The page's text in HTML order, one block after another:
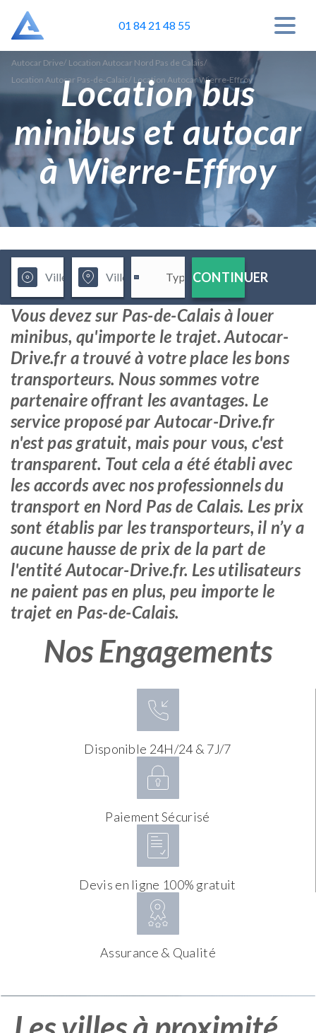
01 84 21 48 55
Autocar Drive/ Location Autocar Nord Pas de Calais/
Location Autocar Pas-de-Calais/ Location Autocar Wierre-Effroy
Location bus
minibus et autocar
à Wierre-Effroy
CONTINUER
Vous devez sur Pas-de-Calais à louer
minibus, qu'importe le trajet. Autocar-
Drive.fr a trouvé à votre place les bons
transporteurs. Nous sommes votre
partenaire offrant les avantages. Le
service proposé par Autocar-Drive.fr
n'est pas gratuit, mais pour vous, c'est
transparent. Tout cela a été établi avec
les accords avec nos professionnels du
transport en Nord Pas de Calais. Les prix
sont établis par les transporteurs, il n’y a
aucune hausse de prix de la part de
l'entité Autocar-Drive.fr. Les utilisateurs
ne paient pas en plus, peu importe le
trajet en Pas-de-Calais.
Nos Engagements
Disponible 24H/24 & 7J/7
Paiement Sécurisé
Devis en ligne 100% gratuit
Assurance & Qualité